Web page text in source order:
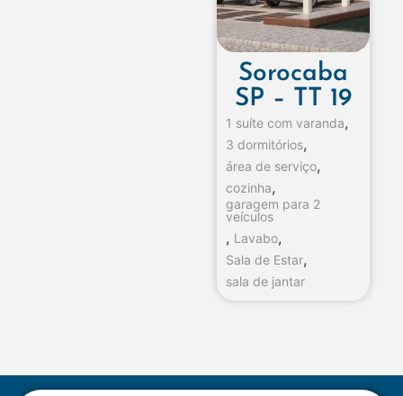
Sorocaba
SP – TT 19
1 suíte com varanda,
3 dormitórios,
área de serviço,
cozinha,
garagem para 2
veículos
, Lavabo,
Sala de Estar,
sala de jantar